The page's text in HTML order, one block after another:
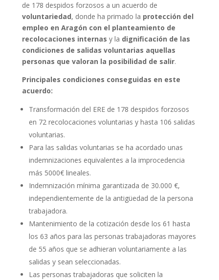
de 178 despidos forzosos a un acuerdo de
voluntariedad, donde ha primado la protección del
empleo en Aragón con el planteamiento de
recolocaciones internas y la dignificación de las
condiciones de salidas voluntarias aquellas
personas que valoran la posibilidad de salir.
Principales condiciones conseguidas en este
acuerdo:
Transformación del ERE de 178 despidos forzosos
en 72 recolocaciones voluntarias y hasta 106 salidas
voluntarias.
Para las salidas voluntarias se ha acordado unas
indemnizaciones equivalentes a la improcedencia
más 5000€ lineales.
Indemnización mínima garantizada de 30.000 €,
independientemente de la antigüedad de la persona
trabajadora.
Mantenimiento de la cotización desde los 61 hasta
los 63 años para las personas trabajadoras mayores
de 55 años que se adhieran voluntariamente a las
salidas y sean seleccionadas.
Las personas trabajadoras que soliciten la